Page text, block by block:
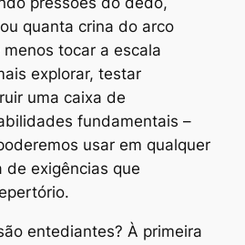
quanta crina do arco
tocar a escala
explorar, testar
uma caixa de
fundamentais –
usar em qualquer
de exigências que
entediantes? À primeira